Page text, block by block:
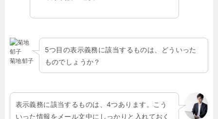
菊地郁子
5つ目の表示義務に該当するものは、どういった
ものでしょうか？
表示義務に該当するものは、4つあります。こう
いった情報をメール文中にしっかりと入れておく